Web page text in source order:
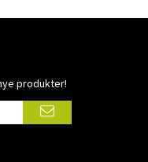
produkter!